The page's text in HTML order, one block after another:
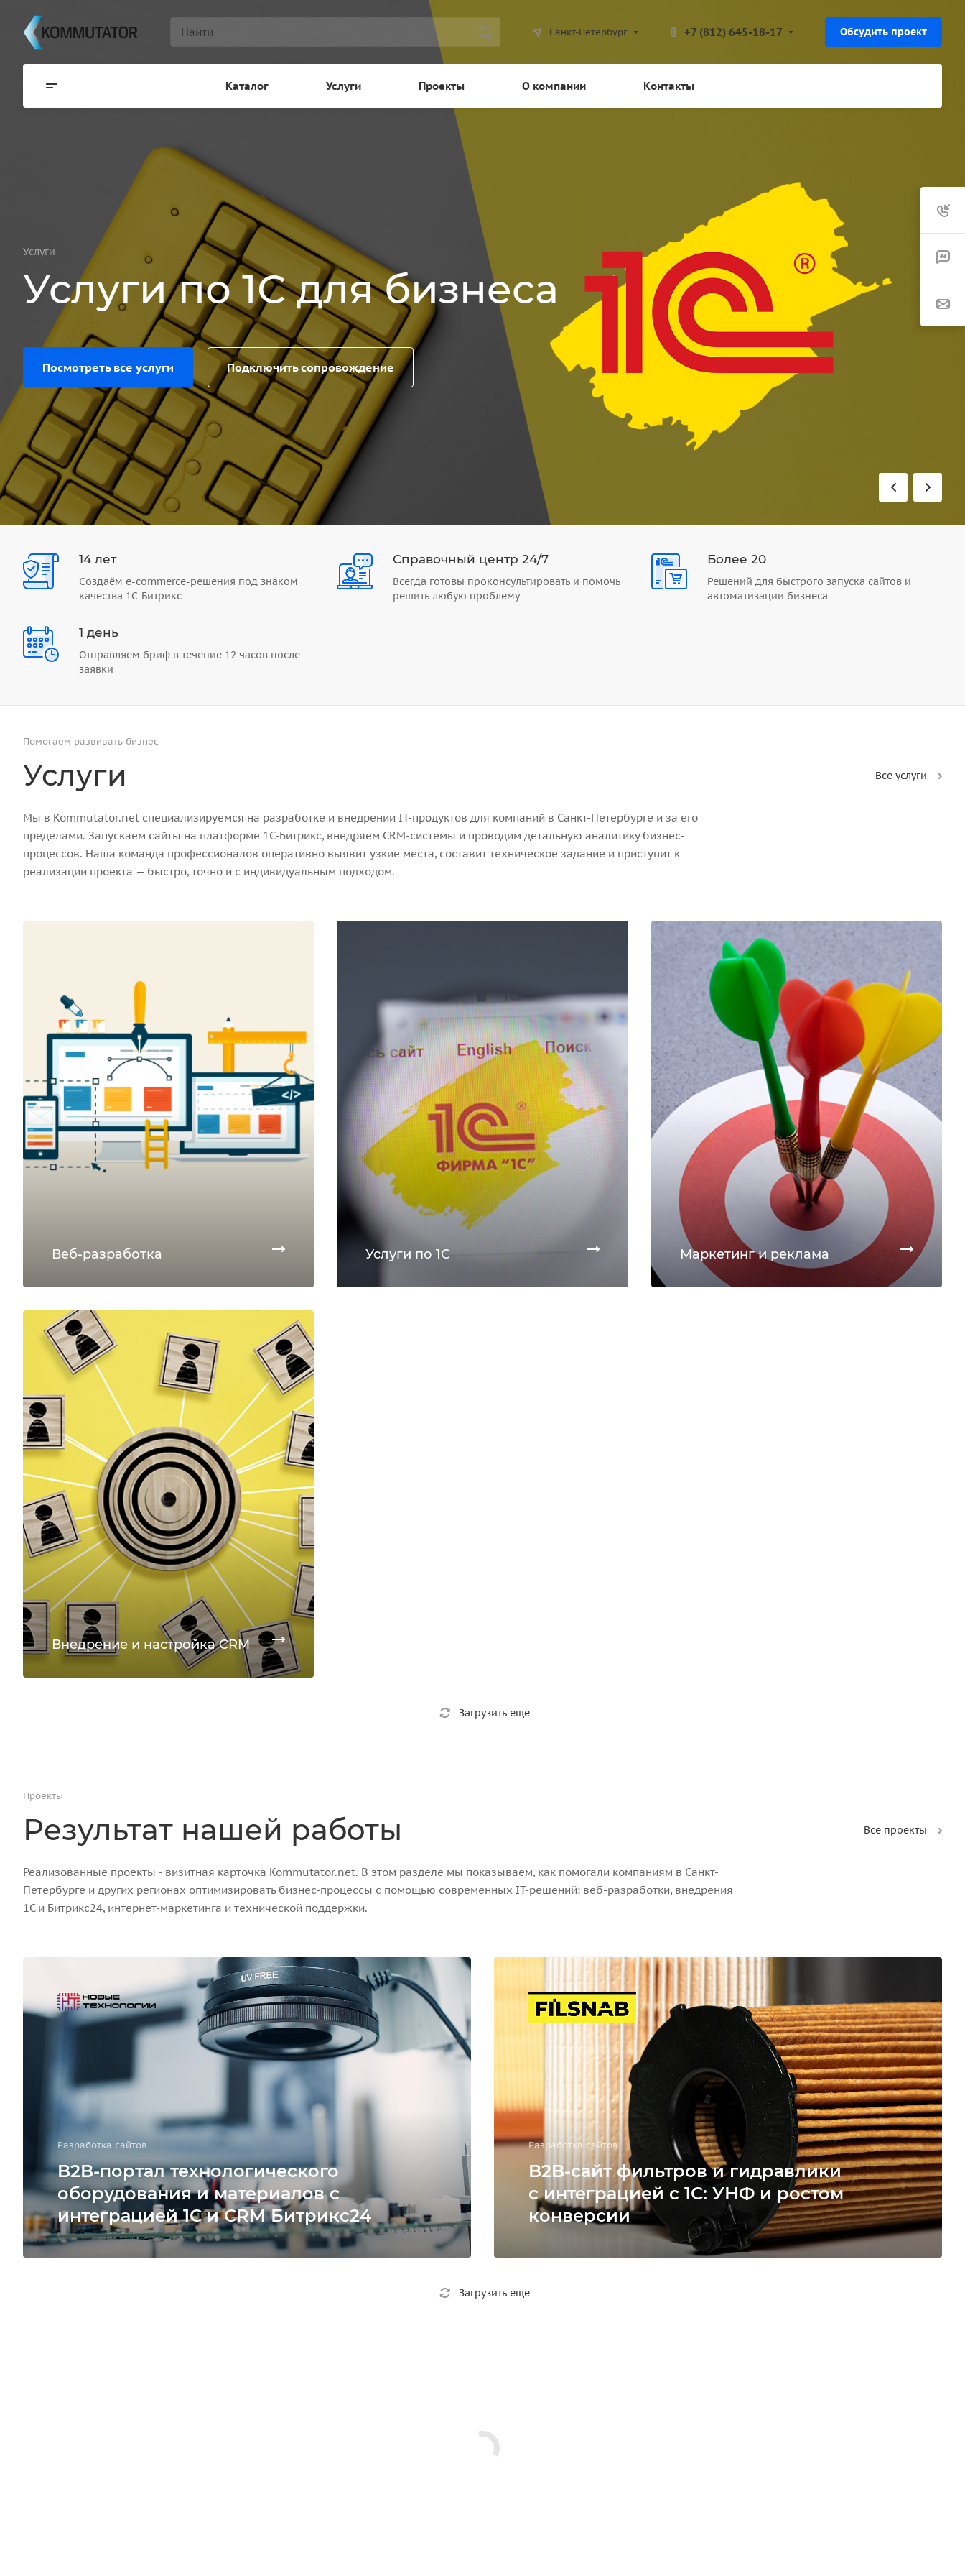
Санкт-Петербург +7 (812) 645-18-17 Обсудить проект
Каталог Услуги Проекты О компании Контакты
Услуги
Услуги по 1С для бизнеса
Посмотреть все услуги Подключить сопровождение
14 лет
Создаём e-commerce-решения под знаком
качества 1С-Битрикс
Справочный центр 24/7
Всегда готовы проконсультировать и помочь
решить любую проблему
Более 20
Решений для быстрого запуска сайтов и
автоматизации бизнеса
1 день
Отправляем бриф в течение 12 часов после
заявки
Помогаем развивать бизнес
Услуги Все услуги
Мы в Kommutator.net специализируемся на разработке и внедрении IT-продуктов для компаний в Санкт-Петербурге и за его
пределами. Запускаем сайты на платформе 1С-Битрикс, внедряем CRM-системы и проводим детальную аналитику бизнес-
процессов. Наша команда профессионалов оперативно выявит узкие места, составит техническое задание и приступит к
реализации проекта — быстро, точно и с индивидуальным подходом.
Веб-разработка Услуги по 1С Маркетинг и реклама
Внедрение и настройка CRM
Загрузить еще
Проекты
Результат нашей работы Все проекты
Реализованные проекты - визитная карточка Kommutator.net. В этом разделе мы показываем, как помогали компаниям в Санкт-
Петербурге и других регионах оптимизировать бизнес-процессы с помощью современных IT-решений: веб-разработки, внедрения
1С и Битрикс24, интернет-маркетинга и технической поддержки.
Разработка сайтов
B2B-портал технологического
оборудования и материалов с
интеграцией 1С и CRM Битрикс24
Разработка сайтов
B2B-сайт фильтров и гидравлики
с интеграцией с 1С: УНФ и ростом
конверсии
Загрузить еще